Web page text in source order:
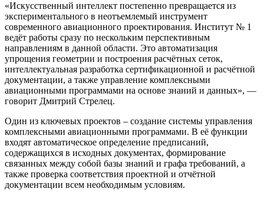
«Искусственный интеллект постепенно превращается из
экспериментального в неотъемлемый инструмент
современного авиационного проектирования. Институт № 1
ведёт работы сразу по нескольким перспективным
направлениям в данной области. Это автоматизация
упрощения геометрии и построения расчётных сеток,
интеллектуальная разработка сертификационной и расчётной
документации, а также управление комплексными
авиационными программами на основе знаний и данных», —
говорит Дмитрий Стрелец.
Один из ключевых проектов – создание системы управления
комплексными авиационными программами. В её функции
входят автоматическое определение предписаний,
содержащихся в исходных документах, формирование
связанных между собой базы знаний и графа требований, а
также проверка соответствия проектной и отчётной
документации всем необходимым условиям.